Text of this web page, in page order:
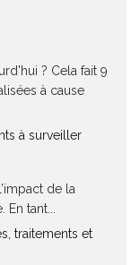
? Cela fait 9
à cause
à surveiller
de la
tant...
traitements et